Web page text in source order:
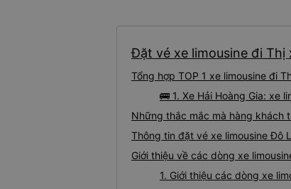
Đặt vé xe limousine đi
Tổng hợp TOP 1 xe limousine đi
🚌 1. Xe Hải Hoàng Gia: xe
Những thắc mắc mà hàng khách
Thông tin đặt vé xe limousine Đô
Giới thiệu về các dòng xe
1. Giới thiệu các dòng xe